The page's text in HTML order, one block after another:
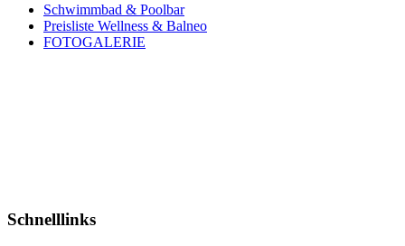
Schwimmbad & Poolbar
Preisliste Wellness & Balneo
FOTOGALERIE
Schnelllinks